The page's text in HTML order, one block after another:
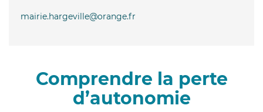
mairie.hargeville@orange.fr
Comprendre la perte
d’autonomie